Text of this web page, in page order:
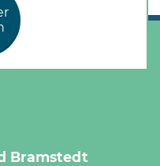
Bramstedt